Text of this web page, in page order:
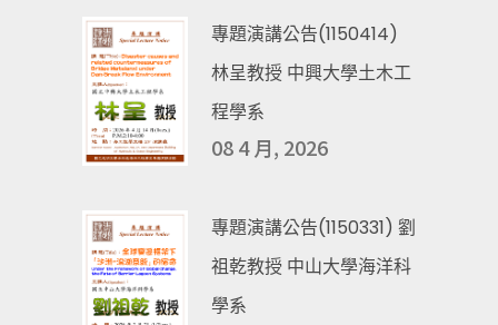
專題演講公告(1150414)
林呈教授 中興大學土木工
程學系
08 4 月, 2026
專題演講公告(1150331) 劉
祖乾教授 中山大學海洋科
學系